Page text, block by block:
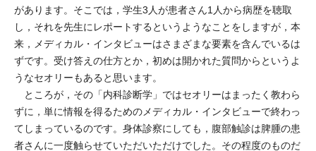
があります。そこでは，学生3人が患者さん1人から病歴を聴取
し，それを先生にレポートするというようなことをしますが，本
来，メディカル・インタビューはさまざまな要素を含んでいるは
ずです。受け答えの仕方とか，初めは開かれた質問からというよ
うなセオリーもあると思います。
ところが，その「内科診断学」ではセオリーはまったく教わら
ずに，単に情報を得るためのメディカル・インタビューで終わっ
てしまっているのです。身体診察にしても，腹部触診は脾腫の患
者さんに一度触らせていただいただけでした。その程度のものだ